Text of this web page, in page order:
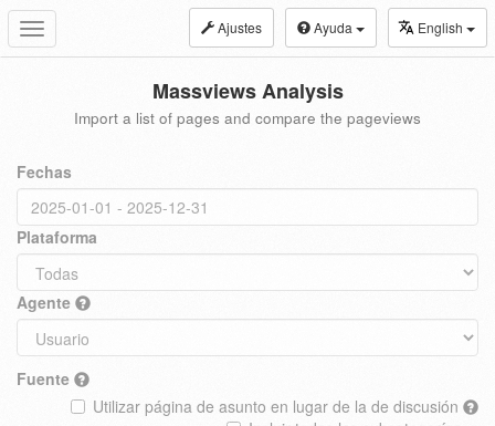
Toggle
navigation
Ajustes Ayuda English
Massviews Analysis
Import a list of pages and compare the pageviews
Fechas
Plataforma
Agente
Fuente
Utilizar página de asunto en lugar de la de discusión